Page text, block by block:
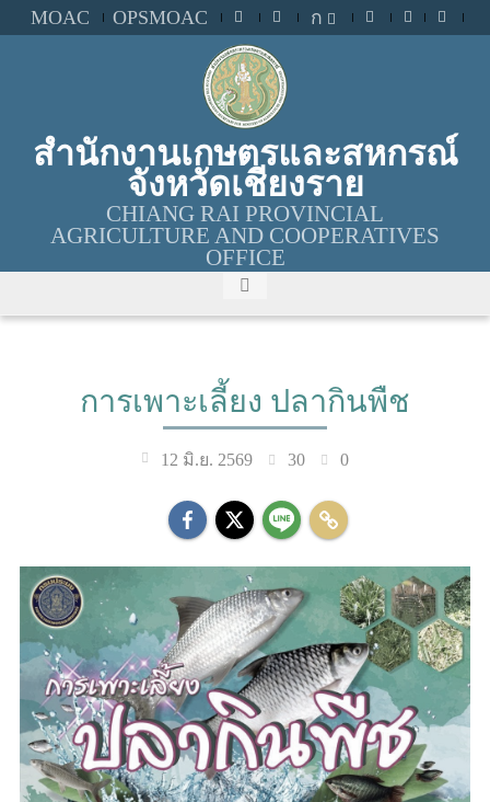
MOAC OPSMOAC ก
สำนักงานเกษตรและสหกรณ์
จังหวัดเชียงราย
CHIANG RAI PROVINCIAL
AGRICULTURE AND COOPERATIVES
OFFICE
การเพาะเลี้ยง ปลากินพืช
12 มิ.ย. 2569 30 0